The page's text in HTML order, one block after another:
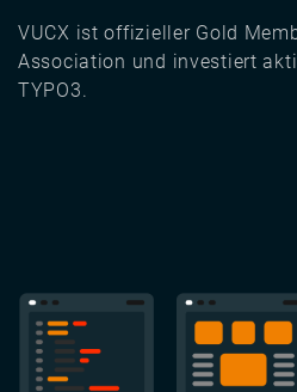
VUCX ist offizieller Gold
Association und investiert
TYPO3.
Image